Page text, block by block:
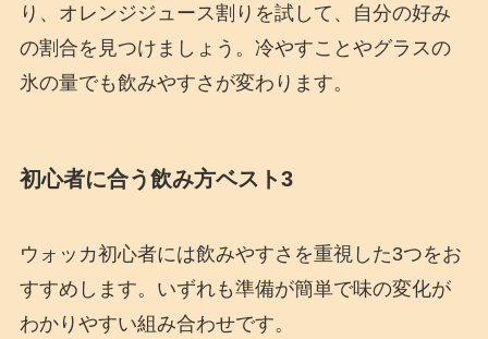
り、オレンジジュース割りを試して、自分の好み
の割合を見つけましょう。冷やすことやグラスの
氷の量でも飲みやすさが変わります。
初心者に合う飲み方ベスト3
ウォッカ初心者には飲みやすさを重視した3つをお
すすめします。いずれも準備が簡単で味の変化が
わかりやすい組み合わせです。